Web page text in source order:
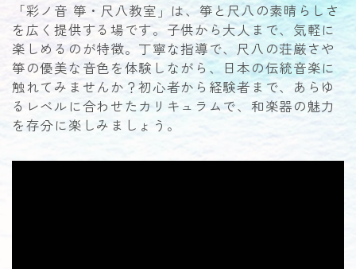
「彩ノ音 箏・尺八教室」は、箏と尺八の素晴らしさ
を広く提供する場です。子供から大人まで、気軽に
楽しめるのが特徴。丁寧な指導で、尺八の荘厳さや
箏の優美な音色を体験しながら、日本の伝統音楽に
触れてみませんか？初心者から経験者まで、あらゆ
るレベルに合わせたカリキュラムで、和楽器の魅力
を存分に楽しみましょう。